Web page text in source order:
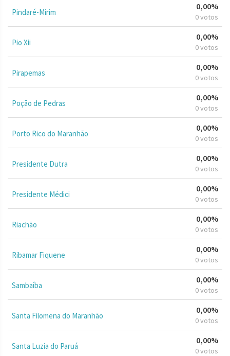
Pindaré-Mirim
0,00%
0 votos
Pio Xii
0,00%
0 votos
Pirapemas
0,00%
0 votos
Poção de Pedras
0,00%
0 votos
Porto Rico do Maranhão
0,00%
0 votos
Presidente Dutra
0,00%
0 votos
Presidente Médici
0,00%
0 votos
Riachão
0,00%
0 votos
Ribamar Fiquene
0,00%
0 votos
Sambaíba
0,00%
0 votos
Santa Filomena do Maranhão
0,00%
0 votos
Santa Luzia do Paruá
0,00%
0 votos